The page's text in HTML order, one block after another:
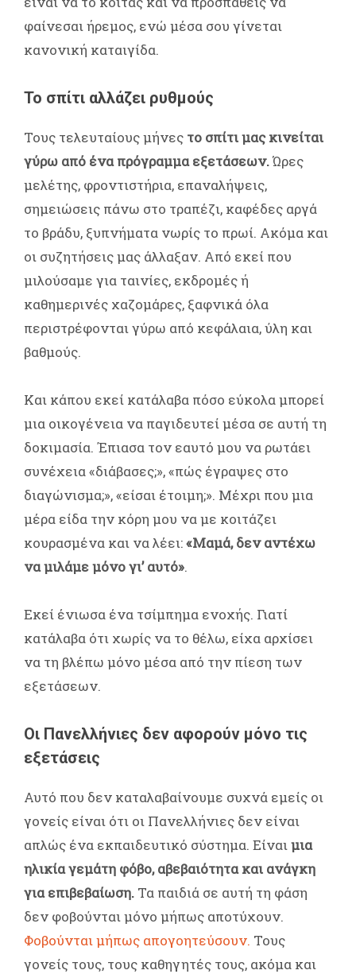
φαίνεσαι ήρεμος, ενώ μέσα σου γίνεται
κανονική καταιγίδα.
Το σπίτι αλλάζει ρυθμούς
Τους τελευταίους μήνες το σπίτι μας κινείται
γύρω από ένα πρόγραμμα εξετάσεων.Ώρες
μελέτης, φροντιστήρια, επαναλήψεις,
σημειώσεις πάνω στο τραπέζι, καφέδες αργά
το βράδυ, ξυπνήματα νωρίς το πρωί. Ακόμα και
οι συζητήσεις μας άλλαξαν. Από εκεί που
μιλούσαμε για ταινίες, εκδρομές ή
καθημερινές χαζομάρες, ξαφνικά όλα
περιστρέφονται γύρω από κεφάλαια, ύλη και
βαθμούς.
Και κάπου εκεί κατάλαβα πόσο εύκολα μπορεί
μια οικογένεια να παγιδευτεί μέσα σε αυτή τη
δοκιμασία. Έπιασα τον εαυτό μου να ρωτάει
συνέχεια «διάβασες;», «πώς έγραψες στο
διαγώνισμα;», «είσαι έτοιμη;». Μέχρι που μια
μέρα είδα την κόρη μου να με κοιτάζει
κουρασμένα και να λέει:«Μαμά, δεν αντέχω
να μιλάμε μόνο γι’ αυτό».
Εκεί ένιωσα ένα τσίμπημα ενοχής. Γιατί
κατάλαβα ότι χωρίς να το θέλω, είχα αρχίσει
να τη βλέπω μόνο μέσα από την πίεση των
εξετάσεων.
Οι Πανελλήνιες δεν αφορούν μόνο τις
εξετάσεις
Αυτό που δεν καταλαβαίνουμε συχνά εμείς οι
γονείς είναι ότι οι Πανελλήνιες δεν είναι
απλώς ένα εκπαιδευτικό σύστημα. Είναιμια
ηλικία γεμάτη φόβο, αβεβαιότητα και ανάγκη
για επιβεβαίωση. Τα παιδιά σε αυτή τη φάση
δεν φοβούνται μόνο μήπως αποτύχουν.
Φοβούνται μήπως απογοητεύσουν. Τους
γονείς τους, τους καθηγητές τους, ακόμα και